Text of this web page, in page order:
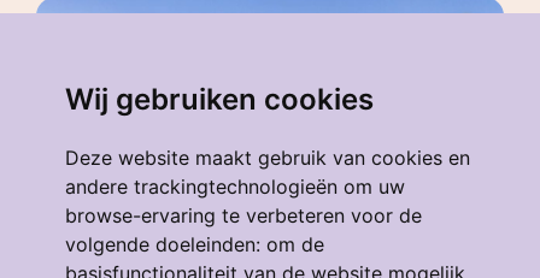
Wij gebruiken cookies
Deze website maakt gebruik van cookies en
andere trackingtechnologieën om uw
browse-ervaring te verbeteren voor de
volgende doeleinden: om de
basisfunctionaliteit van de website mogelijk